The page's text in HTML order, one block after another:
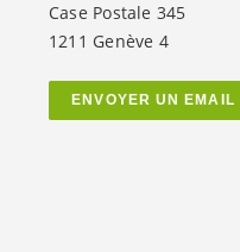
Case Postale 345
1211 Genève 4
ENVOYER UN EMAIL